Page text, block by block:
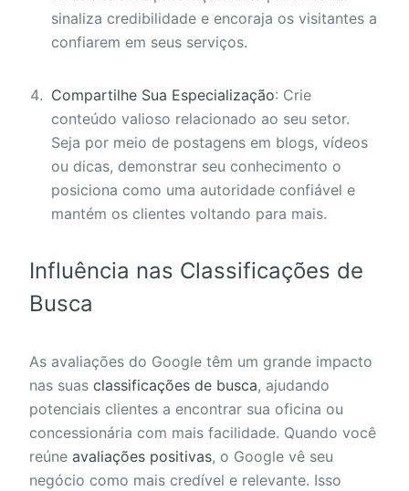
sinaliza credibilidade e encoraja os visitantes a
confiarem em seus serviços.
Compartilhe Sua Especialização: Crie
conteúdo valioso relacionado ao seu setor.
Seja por meio de postagens em blogs, vídeos
ou dicas, demonstrar seu conhecimento o
posiciona como uma autoridade confiável e
mantém os clientes voltando para mais.
Influência nas Classificações de
Busca
As avaliações do Google têm um grande impacto
nas suas classificações de busca, ajudando
potenciais clientes a encontrar sua oficina ou
concessionária com mais facilidade. Quando você
reúne avaliações positivas, o Google vê seu
negócio como mais credível e relevante. Isso